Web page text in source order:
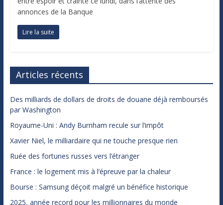
annonces de la Banque
Lire la suite
Articles récents
Des milliards de dollars de droits de douane déjà remboursés
par Washington
Royaume-Uni : Andy Burnham recule sur l’impôt
Xavier Niel, le milliardaire qui ne touche presque rien
Ruée des fortunes russes vers l’étranger
France : le logement mis à l’épreuve par la chaleur
Bourse : Samsung déçoit malgré un bénéfice historique
2025, année record pour les millionnaires du monde